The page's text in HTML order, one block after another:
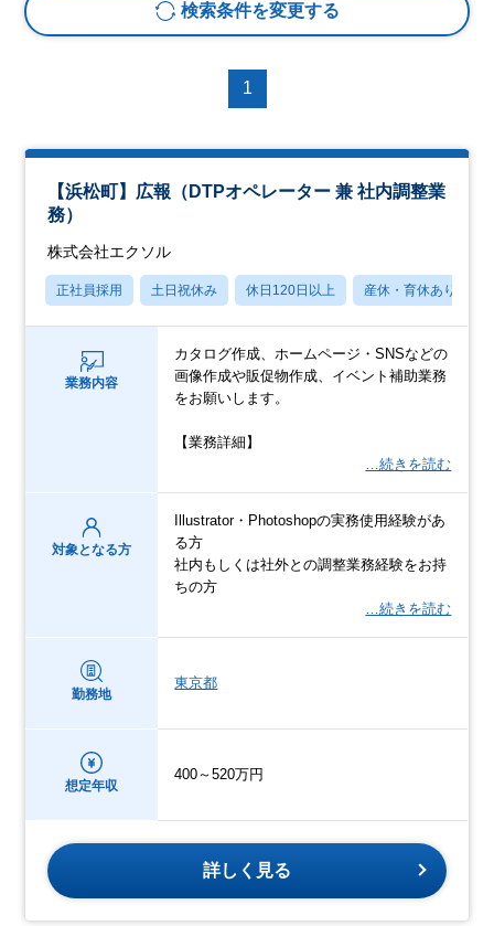
検索条件を変更する
1
【浜松町】広報（DTPオペレーター 兼 社内調整業
務）
株式会社エクソル
正社員採用 土日祝休み 休日120日以上 産休・育休あり
業務内容
カタログ作成、ホームページ・SNSなどの
画像作成や販促物作成、イベント補助業務
をお願いします。
【業務詳細】
…続きを読む
対象となる方
Illustrator・Photoshopの実務使用経験があ
る方
社内もしくは社外との調整業務経験をお持
ちの方
…続きを読む
勤務地
東京都
想定年収
400～520万円
詳しく見る